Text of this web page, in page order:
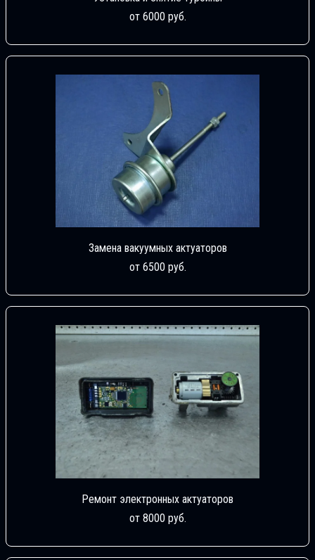
от 6000 руб.
Замена вакуумных актуаторов
от 6500 руб.
Ремонт электронных актуаторов
от 8000 руб.